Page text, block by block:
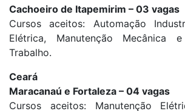
Cachoeiro de Itapemirim – 03 vagas
Cursos aceitos: Automação
Elétrica, Manutenção Mecânica
Trabalho.
Ceará
Maracanaú e Fortaleza – 04 vagas
Cursos aceitos: Manutenção